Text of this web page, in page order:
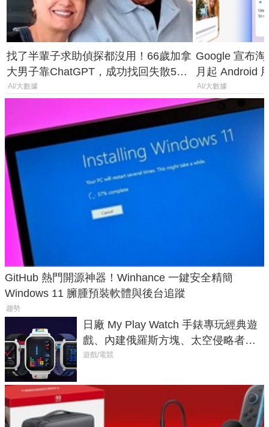
找了半輩子求助偵探都沒用！66歲加拿
大男子靠ChatGPT，成功找回失散50
年家人
AI/大數據
Google 宣布
月起 Android
AI/大數據
GitHub 熱門開源神器！Winhance 一鍵安全精簡
Windows 11 臃腫預裝軟體與後台追蹤
趨勢
日廠 My Play Watch 手錶專玩經典遊
戲、內建俄羅斯方塊、太空侵略者，
不過竟然不能連手機？
遊戲/電競